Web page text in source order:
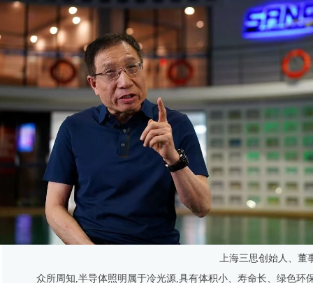
上海三思创始人、董
众所周知,半导体照明属于冷光源,具有体积小、寿命长、绿色